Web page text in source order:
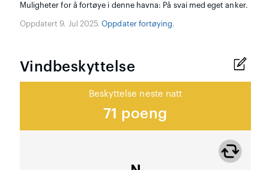
Muligheter for å fortøye i denne havna: På svai med eget anker.
Oppdatert 9. Jul 2025.Oppdater fortøying.
Vindbeskyttelse
Beskyttelse neste natt
71 poeng